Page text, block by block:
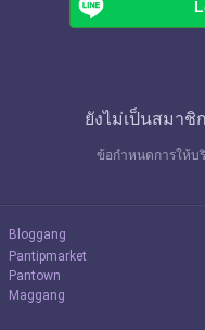
ยังไม่เป็นสมาชิ
ข้อกำหนดการให้บ
Bloggang
Pantipmarket
Pantown
Maggang